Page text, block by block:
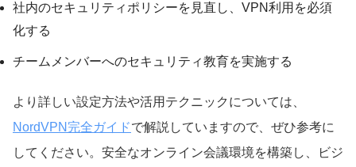
社内のセキュリティポリシーを見直し、VPN利用を必須
化する
チームメンバーへのセキュリティ教育を実施する
より詳しい設定方法や活用テクニックについては、
NordVPN完全ガイドで解説していますので、ぜひ参考に
してください。安全なオンライン会議環境を構築し、ビジ